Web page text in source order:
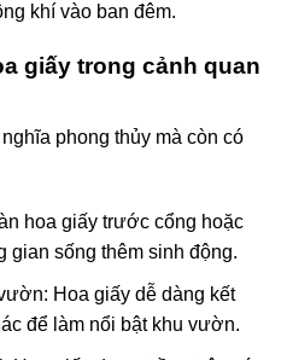
khí vào ban đêm.
giấy trong cảnh quan
phong thủy mà còn có
hoa giấy trước cổng hoặc
gian sống thêm sinh động.
Hoa giấy dễ dàng kết
để làm nổi bật khu vườn.